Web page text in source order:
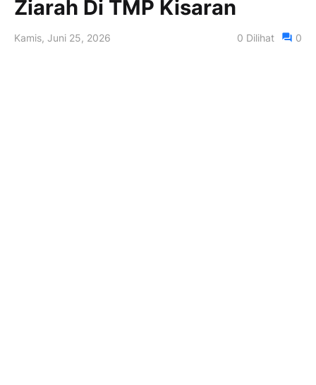
Ziarah Di TMP Kisaran
Kamis, Juni 25, 2026 0 Dilihat 0